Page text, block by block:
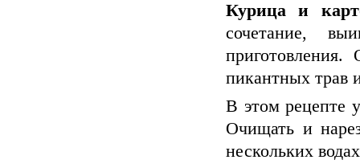
Курица и
сочетание,
приготовления.
пикантных трав
В этом рецепте
Очищать и
нескольких